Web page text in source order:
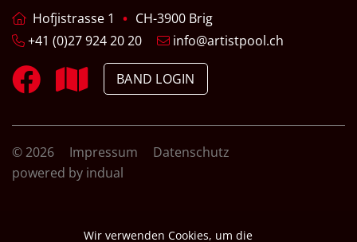
Hofjistrasse 1
CH-3900 Brig
+41 (0)27 924 20 20
info@artistpool.ch
BAND LOGIN
© 2026 Impressum
Datenschutz
powered by indual
Wir verwenden Cookies, um die